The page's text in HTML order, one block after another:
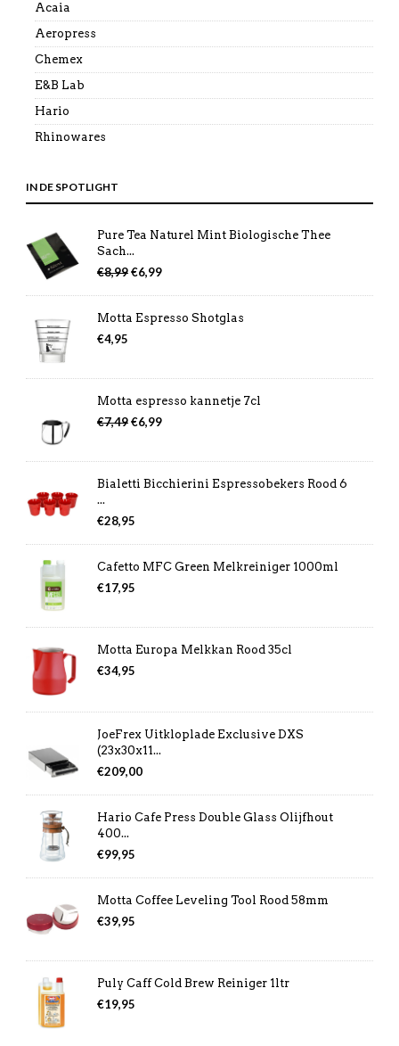
Acaia
Aeropress
Chemex
E&B Lab
Hario
Rhinowares
IN DE SPOTLIGHT
Pure Tea Naturel Mint Biologische Thee
Sach...
€8,99 Oorspronkelijke
€8,99.
€6,99Huidige
€6,99.
Motta Espresso Shotglas
€4,95
Motta espresso kannetje 7cl
€7,49 Oorspronkelijke
€6,99Huidige
Bialetti Bicchierini Espressobekers Rood 6
...
€28,95
Cafetto MFC Green Melkreiniger 1000ml
€17,95
Motta Europa Melkkan Rood 35cl
€34,95
JoeFrex Uitkloplade Exclusive DXS
(23x30x11...
€209,00
Hario Cafe Press Double Glass Olijfhout
400...
€99,95
Motta Coffee Leveling Tool Rood 58mm
€39,95
Puly Caff Cold Brew Reiniger 1ltr
€19,95